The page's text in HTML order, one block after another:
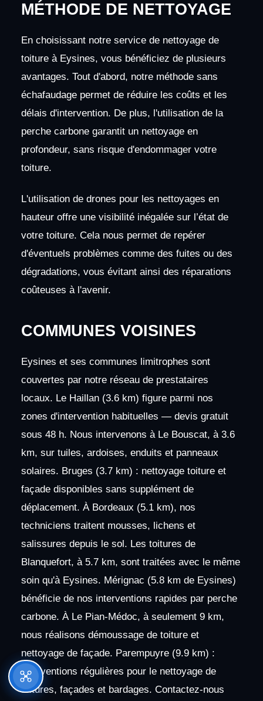
MÉTHODE DE NETTOYAGE
En choisissant notre service de nettoyage de
toiture à Eysines, vous bénéficiez de plusieurs
avantages. Tout d'abord, notre méthode sans
échafaudage permet de réduire les coûts et les
délais d'intervention. De plus, l'utilisation de la
perche carbone garantit un nettoyage en
profondeur, sans risque d'endommager votre
toiture.
L'utilisation de drones pour les nettoyages en
hauteur offre une visibilité inégalée sur l’état de
votre toiture. Cela nous permet de repérer
d'éventuels problèmes comme des fuites ou des
dégradations, vous évitant ainsi des réparations
coûteuses à l'avenir.
COMMUNES VOISINES
Eysines et ses communes limitrophes sont
couvertes par notre réseau de prestataires
locaux. Le Haillan (3.6 km) figure parmi nos
zones d'intervention habituelles — devis gratuit
sous 48 h. Nous intervenons à Le Bouscat, à 3.6
km, sur tuiles, ardoises, enduits et panneaux
solaires. Bruges (3.7 km) : nettoyage toiture et
façade disponibles sans supplément de
déplacement. À Bordeaux (5.1 km), nos
techniciens traitent mousses, lichens et
salissures depuis le sol. Les toitures de
Blanquefort, à 5.7 km, sont traitées avec le même
soin qu'à Eysines. Mérignac (5.8 km de Eysines)
bénéficie de nos interventions rapides par perche
carbone. À Le Pian-Médoc, à seulement 9 km,
nous réalisons démoussage de toiture et
nettoyage de façade. Parempuyre (9.9 km) :
interventions régulières pour le nettoyage de
toitures, façades et bardages. Contactez-nous